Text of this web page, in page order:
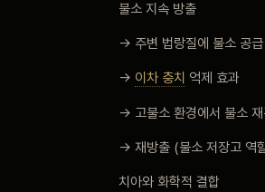
묻는 질문
가입 / 로그인
불소 지속 방출
→ 주변 법랑질에 불소 공급
→ 이차 충치 억제 효과
→ 고불소 환경에서 불소
→ 재방출 (불소 저장고 역
치아와 화학적 결합